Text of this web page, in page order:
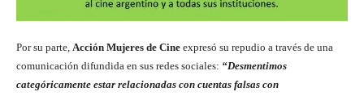
Por su parte, Acción Mujeres de Cine expresó su repudio a través de una
comunicación difundida en sus redes sociales: “Desmentimos
categóricamente estar relacionadas con cuentas falsas con